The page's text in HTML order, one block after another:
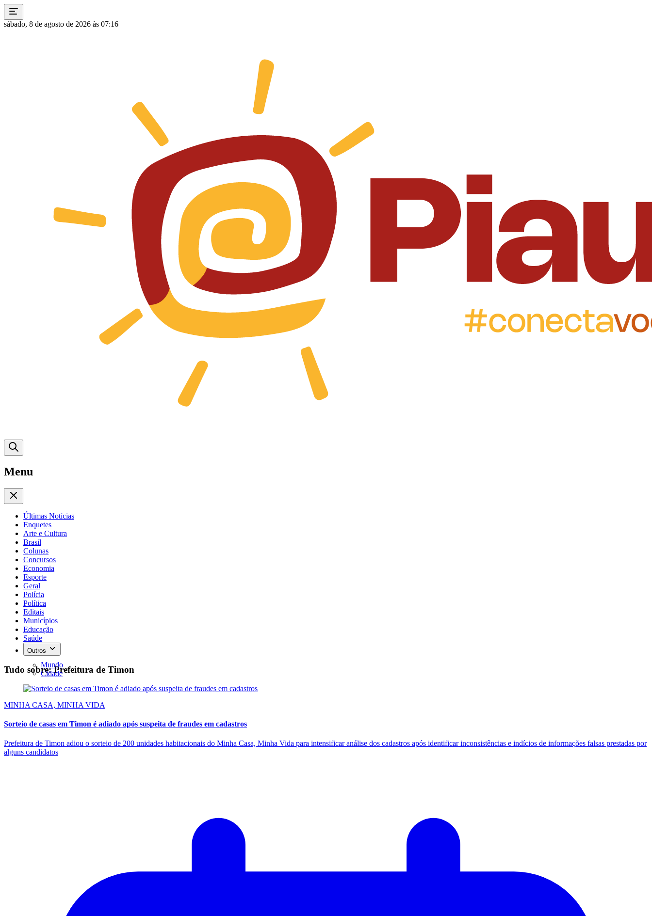
sábado, 8 de agosto de 2026 às 07:16
Menu
Últimas Notícias
Enquetes
Arte e Cultura
Brasil
Colunas
Concursos
Economia
Esporte
Geral
Polícia
Política
Editais
Municípios
Educação
Saúde
Outros
Mundo
Cidade
Tudo sobre: Prefeitura de Timon
MINHA CASA, MINHA VIDA
Sorteio de casas em Timon é adiado após suspeita de fraudes em cadastros
Prefeitura de Timon adiou o sorteio de 200 unidades habitacionais do Minha Casa, Minha Vida para intensificar análise dos cadastros após identificar inconsistências e indícios de informações falsas prestadas por
alguns candidatos